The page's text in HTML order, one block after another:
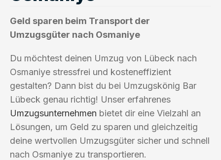
Geld sparen beim Transport der
Umzugsgüter nach Osmaniye
Du möchtest deinen Umzug von Lübeck nach
Osmaniye stressfrei und kosteneffizient
gestalten? Dann bist du bei Umzugskönig Bar
Lübeck genau richtig! Unser erfahrenes
Umzugsunternehmen bietet dir eine Vielzahl an
Lösungen, um Geld zu sparen und gleichzeitig
deine wertvollen Umzugsgüter sicher und schnell
nach Osmaniye zu transportieren.